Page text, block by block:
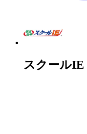
スクールIE